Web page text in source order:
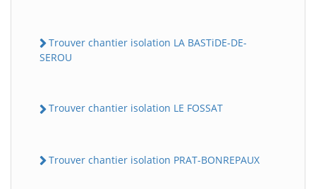
Trouver chantier isolation LA BASTiDE-DE-
SEROU
Trouver chantier isolation LE FOSSAT
Trouver chantier isolation PRAT-BONREPAUX